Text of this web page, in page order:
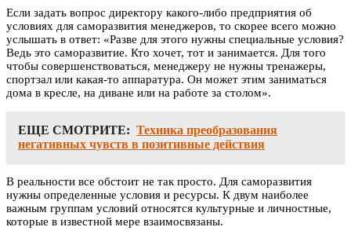
Если задать вопрос директору какого-либо предприятия об
условиях для саморазвития менеджеров, то скорее всего можно
услышать в ответ: «Разве для этого нужны специальные условия?
Ведь это саморазвитие. Кто хочет, тот и занимается. Для того
чтобы совершенствоваться, менеджеру не нужны тренажеры,
спортзал или какая-то аппаратура. Он может этим заниматься
дома в кресле, на диване или на работе за столом».
ЕЩЕ СМОТРИТЕ: Техника преобразования
негативных чувств в позитивные действия
В реальности все обстоит не так просто. Для саморазвития
нужны определенные условия и ресурсы. К двум наиболее
важным группам условий относятся культурные и личностные,
которые в известной мере взаимосвязаны.